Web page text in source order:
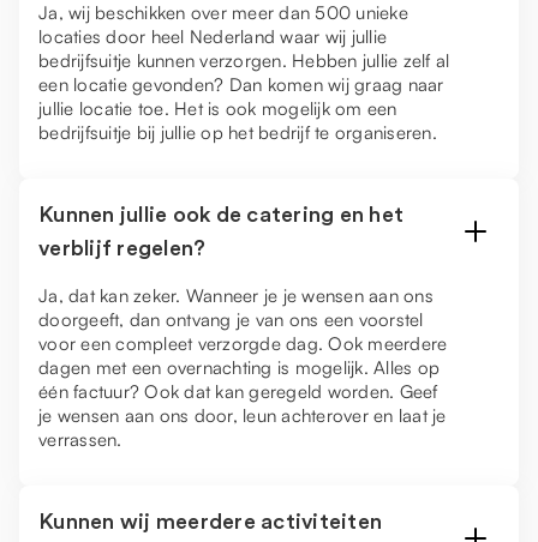
Ja, wij beschikken over meer dan 500 unieke
locaties door heel Nederland waar wij jullie
bedrijfsuitje kunnen verzorgen. Hebben jullie zelf al
een locatie gevonden? Dan komen wij graag naar
jullie locatie toe. Het is ook mogelijk om een
bedrijfsuitje bij jullie op het bedrijf te organiseren.
Kunnen jullie ook de catering en het
verblijf regelen?
Ja, dat kan zeker. Wanneer je je wensen aan ons
doorgeeft, dan ontvang je van ons een voorstel
voor een compleet verzorgde dag. Ook meerdere
dagen met een overnachting is mogelijk. Alles op
één factuur? Ook dat kan geregeld worden. Geef
je wensen aan ons door, leun achterover en laat je
verrassen.
Kunnen wij meerdere activiteiten